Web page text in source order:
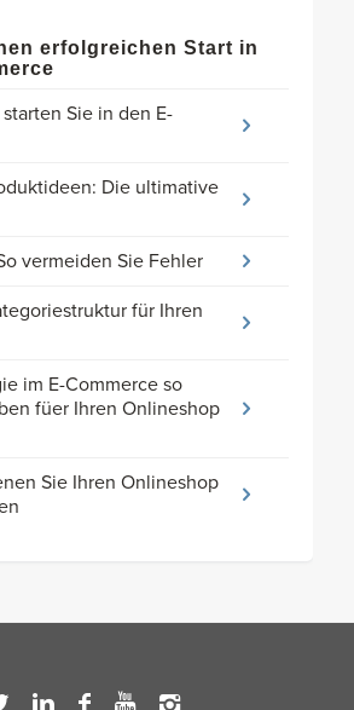
erfolgreichen Start in
Sie in den E-
Die ultimative
vermeiden Sie Fehler
für Ihren
im E-Commerce so
füer Ihren Onlineshop
Sie Ihren Onlineshop